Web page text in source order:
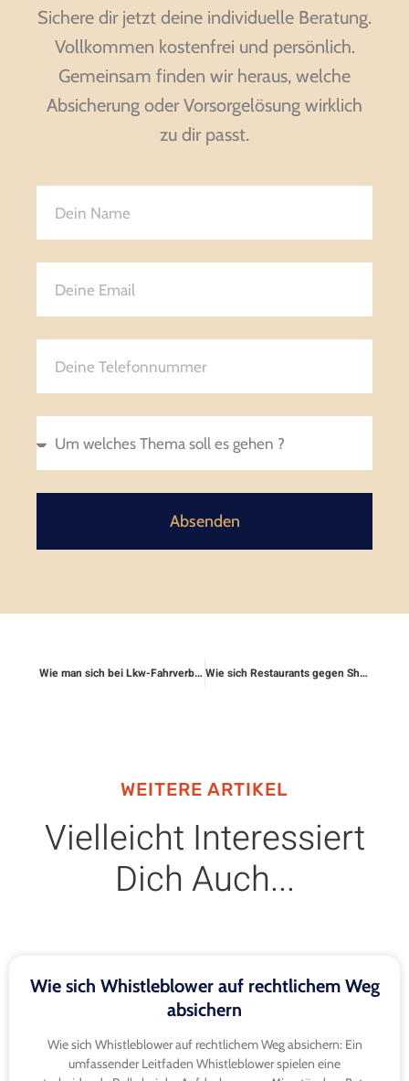
Sichere dir jetzt deine individuelle Beratung.
Vollkommen kostenfrei und persönlich.
Gemeinsam finden wir heraus, welche
Absicherung oder Vorsorgelösung wirklich
zu dir passt.
Absenden
Wie man sich bei Lkw-Fahrverboten rechtlich schützt Wie sich Restaurants gegen Shitstorms auf Bewertungsplattformen schützen
WEITERE ARTIKEL
Vielleicht Interessiert
Dich Auch...
Wie sich Whistleblower auf rechtlichem Weg
absichern
Wie sich Whistleblower auf rechtlichem Weg absichern: Ein
umfassender Leitfaden Whistleblower spielen eine